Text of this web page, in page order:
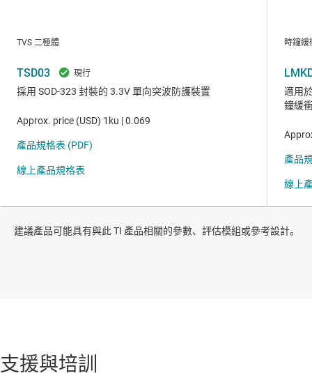
建議產品可能具有與此 TI 產品相關的參數、評估模組或參考設計。
支援與培訓